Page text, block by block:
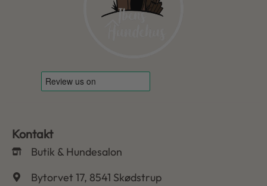
Kontakt
Butik & Hundesalon
Bytorvet 17, 8541 Skødstrup